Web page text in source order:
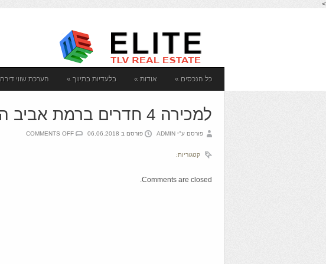
>
כל הנכסים » אודות » בלעדיות בתיווך » הערכת שווי דירה
למכירה 4 חדרים ברמת אביב החדשה
פורסם ע"י ADMIN פורסם ב 06.06.2018 COMMENTS OFF
ON
קטגוריות:
Comments are closed.